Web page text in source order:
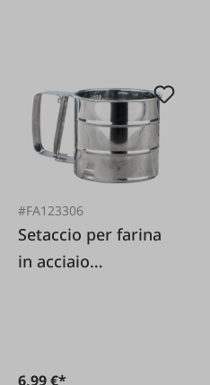
#FA123306
Setaccio per farina
in acciaio
6,99 €*